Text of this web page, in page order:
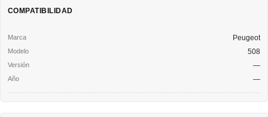
COMPATIBILIDAD
Peugeot
508
—
—